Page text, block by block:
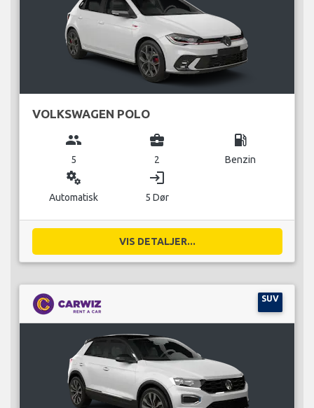
VOLKSWAGEN POLO
group
5
business_center
2
local_gas_station
Benzin
miscellaneous_services
Automatisk
login
5 Dør
VIS DETALJER...
SUV